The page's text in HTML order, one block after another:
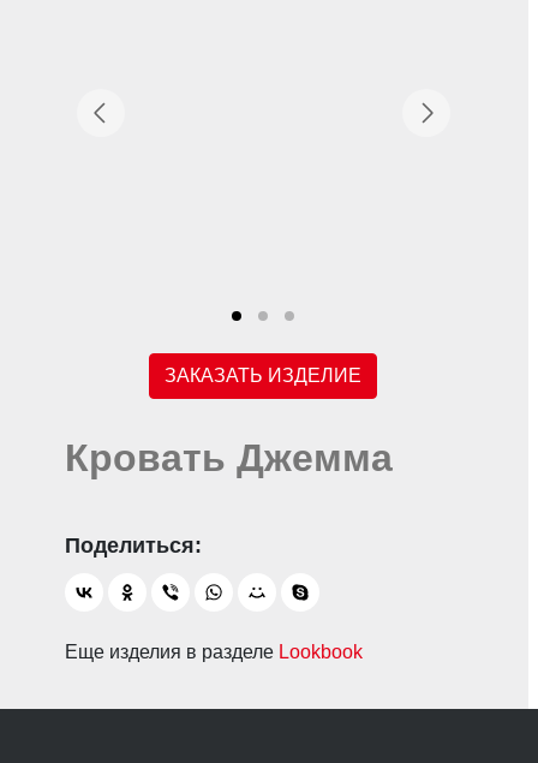
ЗАКАЗАТЬ ИЗДЕЛИЕ
Кровать Джемма
Еще изделия в разделе Lookbook